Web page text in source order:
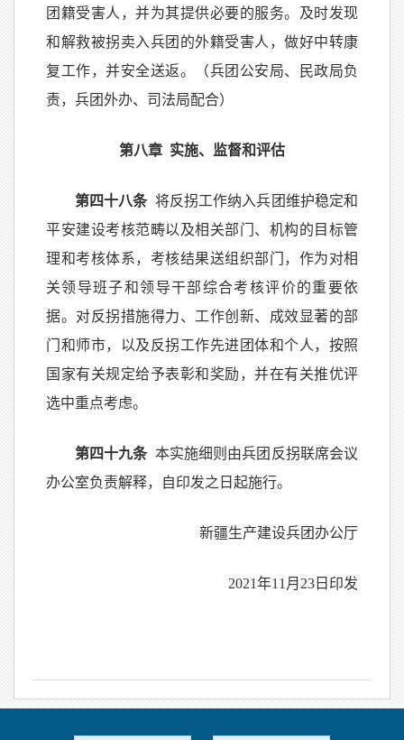
团籍受害人，并为其提供必要的服务。及时发现
和解救被拐卖入兵团的外籍受害人，做好中转康
复工作，并安全送返。（兵团公安局、民政局负
责，兵团外办、司法局配合）
第八章 实施、监督和评估
第四十八条 将反拐工作纳入兵团维护稳定和
平安建设考核范畴以及相关部门、机构的目标管
理和考核体系，考核结果送组织部门，作为对相
关领导班子和领导干部综合考核评价的重要依
据。对反拐措施得力、工作创新、成效显著的部
门和师市，以及反拐工作先进团体和个人，按照
国家有关规定给予表彰和奖励，并在有关推优评
选中重点考虑。
第四十九条 本实施细则由兵团反拐联席会议
办公室负责解释，自印发之日起施行。
新疆生产建设兵团办公厅
2021年11月23日印发